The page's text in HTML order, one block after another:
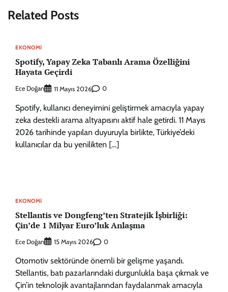
Related Posts
EKONOMI
Spotify, Yapay Zeka Tabanlı Arama Özelliğini
Hayata Geçirdi
Ece Doğan 11 Mayıs 2026 0
Spotify, kullanıcı deneyimini geliştirmek amacıyla yapay
zeka destekli arama altyapısını aktif hale getirdi. 11 Mayıs
2026 tarihinde yapılan duyuruyla birlikte, Türkiye’deki
kullanıcılar da bu yenilikten […]
EKONOMI
Stellantis ve Dongfeng’ten Stratejik İşbirliği:
Çin’de 1 Milyar Euro’luk Anlaşma
Ece Doğan 15 Mayıs 2026 0
Otomotiv sektöründe önemli bir gelişme yaşandı.
Stellantis, batı pazarlarındaki durgunlukla başa çıkmak ve
Çin’in teknolojik avantajlarından faydalanmak amacıyla